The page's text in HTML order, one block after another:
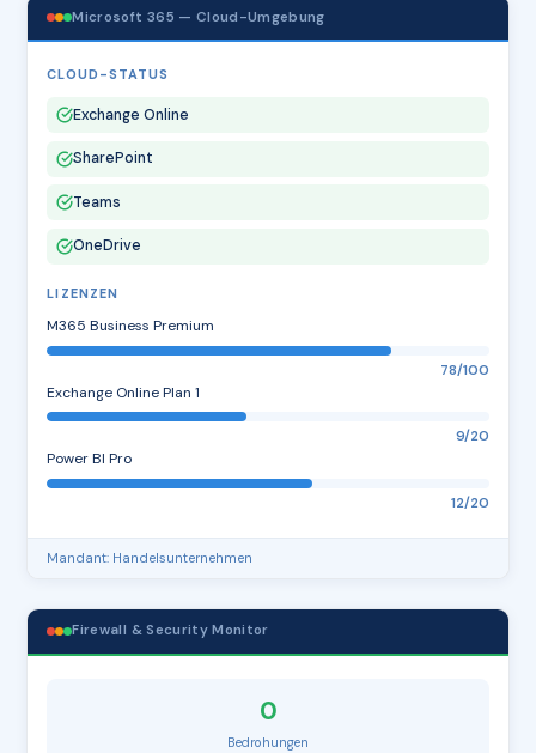
Microsoft 365 — Cloud-Umgebung
CLOUD-STATUS
Exchange Online
SharePoint
Teams
OneDrive
LIZENZEN
M365 Business Premium
78/100
Exchange Online Plan 1
9/20
Power BI Pro
12/20
Mandant: Handelsunternehmen
Firewall & Security Monitor
0
Bedrohungen